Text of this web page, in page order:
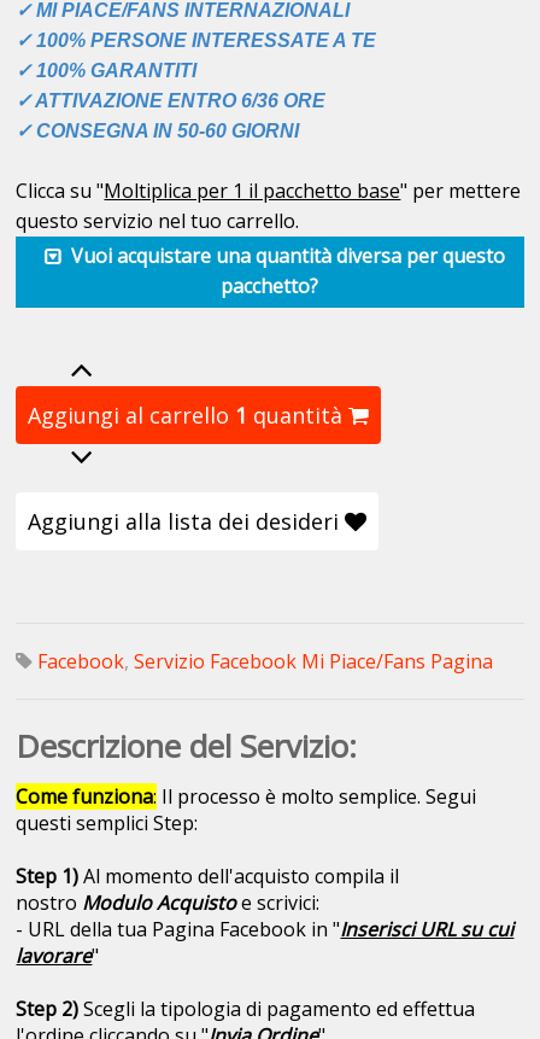
✓ MI PIACE/FANS INTERNAZIONALI
✓ 100% PERSONE INTERESSATE A TE
✓ 100% GARANTITI
✓ ATTIVAZIONE ENTRO 6/36 ORE
✓ CONSEGNA IN 50-60 GIORNI
Clicca su "Moltiplica per 1 il pacchetto base" per mettere
questo servizio nel tuo carrello.
Vuoi acquistare una quantità diversa per questo
pacchetto?
Aggiungi al carrello 1 quantità
Aggiungi alla lista dei desideri
Facebook, Servizio Facebook Mi Piace/Fans Pagina
Descrizione del Servizio:
Come funziona: Il processo è molto semplice. Segui
questi semplici Step:
Step 1)Al momento dell'acquisto compila il
nostro Modulo Acquistoe scrivici:
- URL della tua Pagina Facebook in "Inserisci URL su cui
lavorare"
Step 2)Scegli la tipologia di pagamento ed effettua